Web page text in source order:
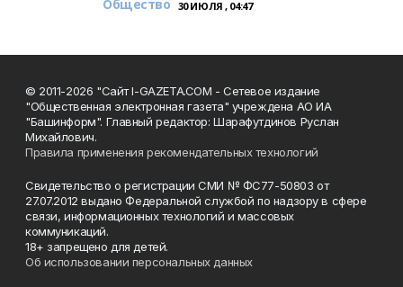
Общество 30 ИЮЛЯ , 04:47
© 2011-2026 "Сайт I-GAZETA.COM - Сетевое издание
"Общественная электронная газета" учреждена АО ИА
"Башинформ". Главный редактор: Шарафутдинов Руслан
Михайлович.
Правила применения рекомендательных технологий
Свидетельство о регистрации СМИ № ФС77-50803 от
27.07.2012 выдано Федеральной службой по надзору в сфере
связи, информационных технологий и массовых
коммуникаций.
18+ запрещено для детей.
Об использовании персональных данных